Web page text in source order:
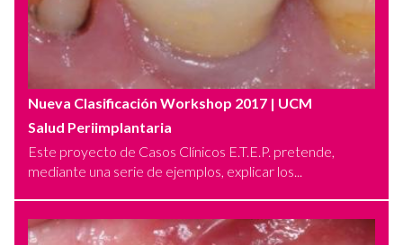
Nueva Clasificación Workshop 2017 | UCM
Salud Periimplantaria
Este proyecto de Casos Clínicos E.T.E.P. pretende,
mediante una serie de ejemplos, explicar los...